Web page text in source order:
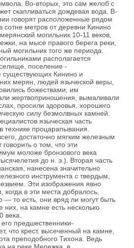
Во-вторых, это сам желоб с
скапливаться дождевая вода. В-
говорят расположенные рядом
сотне метров от деревни Кинино
могильник 10-11 веков,
на мысе правого берега реки,
могильник того же периода.
располагается
поселение -
существующих Кинино и
мерян, людей языческой веры,
божествами, им
жертвоприношения, вымаливали
просили здоровья, хорошего
силу безмолвных камней.
языческая часть
технике процарапывания.
достаточно мягким железным
о том, что эти
моложе бронзового века
до н. э.). Вторая часть
нанесена значительно
инструмента с твердым,
Эти изображения явно
в эти места добралось,
— то есть, они вряд ли могут быть
на камне есть несколько
века.
предшественники-
что крест, высеченный на камне,
преподобного Тихона. Ведь